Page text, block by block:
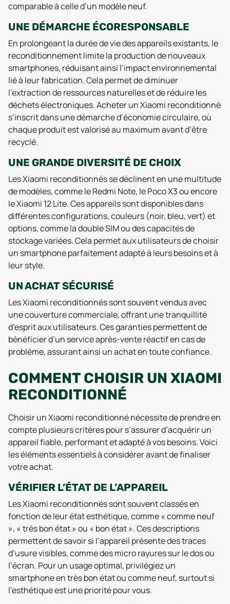
comparable à celle d’un modèle neuf.
UNE DÉMARCHE ÉCORESPONSABLE
En prolongeant la durée de vie des appareils existants, le
reconditionnement limite la production de nouveaux
smartphones, réduisant ainsi l’impact environnemental
lié à leur fabrication. Cela permet de diminuer
l’extraction de ressources naturelles et de réduire les
déchets électroniques. Acheter un Xiaomi reconditionné
s’inscrit dans une démarche d’économie circulaire, où
chaque produit est valorisé au maximum avant d’être
recyclé.
UNE GRANDE DIVERSITÉ DE CHOIX
Les Xiaomi reconditionnés se déclinent en une multitude
de modèles, comme le Redmi Note, le Poco X3 ou encore
le Xiaomi 12 Lite. Ces appareils sont disponibles dans
différentes configurations, couleurs (noir, bleu, vert) et
options, comme la double SIM ou des capacités de
stockage variées. Cela permet aux utilisateurs de choisir
un smartphone parfaitement adapté à leurs besoins et à
leur style.
UN ACHAT SÉCURISÉ
Les Xiaomi reconditionnés sont souvent vendus avec
une couverture commerciale, offrant une tranquillité
d’esprit aux utilisateurs. Ces garanties permettent de
bénéficier d’un service après-vente réactif en cas de
problème, assurant ainsi un achat en toute confiance.
COMMENT CHOISIR UN XIAOMI
RECONDITIONNÉ
Choisir un Xiaomi reconditionné nécessite de prendre en
compte plusieurs critères pour s’assurer d’acquérir un
appareil fiable, performant et adapté à vos besoins. Voici
les éléments essentiels à considérer avant de finaliser
votre achat.
VÉRIFIER L’ÉTAT DE L’APPAREIL
Les Xiaomi reconditionnés sont souvent classés en
fonction de leur état esthétique, comme « comme neuf
», « très bon état » ou « bon état ». Ces descriptions
permettent de savoir si l’appareil présente des traces
d’usure visibles, comme des micro rayures sur le dos ou
l’écran. Pour un usage optimal, privilégiez un
smartphone en très bon état ou comme neuf, surtout si
l’esthétique est une priorité pour vous.